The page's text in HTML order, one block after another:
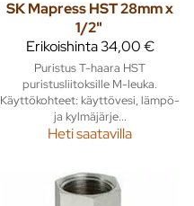
SK Mapress HST 28mm x
1/2"
Erikoishinta34,00 €
Puristus T-haara HST
puristusliitoksille M-leuka.
Käyttökohteet: käyttövesi, lämpö-
ja kylmäjärje...
Heti saatavilla